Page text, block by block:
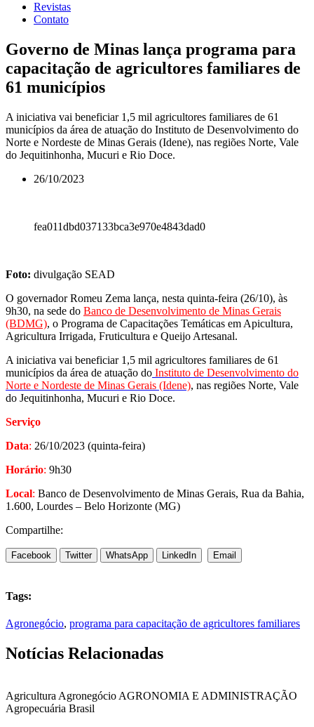
Revistas
Contato
Governo de Minas lança programa para
capacitação de agricultores familiares de
61 municípios
A iniciativa vai beneficiar 1,5 mil agricultores familiares de 61
municípios da área de atuação do Instituto de Desenvolvimento do
Norte e Nordeste de Minas Gerais (Idene), nas regiões Norte, Vale
do Jequitinhonha, Mucuri e Rio Doce.
26/10/2023
fea011dbd037133bca3e970e4843dad0
Foto: divulgação SEAD
O governador Romeu Zema lança, nesta quinta-feira (26/10), às
9h30, na sede do Banco de Desenvolvimento de Minas Gerais
(BDMG), o Programa de Capacitações Temáticas em Apicultura,
Agricultura Irrigada, Fruticultura e Queijo Artesanal.
A iniciativa vai beneficiar 1,5 mil agricultores familiares de 61
municípios da área de atuação do Instituto de Desenvolvimento do
Norte e Nordeste de Minas Gerais (Idene), nas regiões Norte, Vale
do Jequitinhonha, Mucuri e Rio Doce.
Serviço
Data: 26/10/2023 (quinta-feira)
Horário: 9h30
Local: Banco de Desenvolvimento de Minas Gerais, Rua da Bahia,
1.600, Lourdes – Belo Horizonte (MG)
Compartilhe:
Facebook Twitter WhatsApp LinkedIn Email
Tags:
Agronegócio, programa para capacitação de agricultores familiares
Notícias Relacionadas
Agricultura Agronegócio AGRONOMIA E ADMINISTRAÇÃO
Agropecuária Brasil